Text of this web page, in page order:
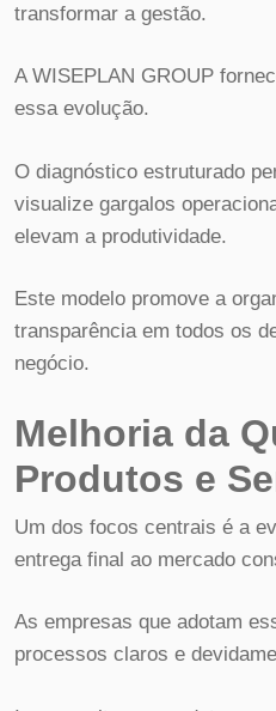
transformar a gestão.
A WISEPLAN GROUP
essa evolução.
O diagnóstico estruturado
visualize gargalos
elevam a produtividade.
Este modelo promove a
transparência em todos os
negócio.
Melhoria da
Produtos e
Um dos focos centrais é a
entrega final ao mercado
As empresas que adotam
processos claros e